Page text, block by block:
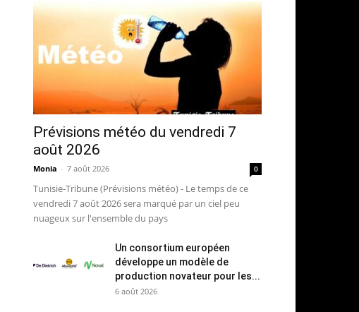
Prévisions météo du vendredi 7
août 2026
Monia - 7 août 2026 0
Tunisie-Tribune (Prévisions météo) - Le temps de ce
vendredi 7 août 2026 sera marqué par un ciel peu
nuageux sur l'ensemble du pays
Un consortium européen
développe un modèle de
production novateur pour les...
6 août 2026